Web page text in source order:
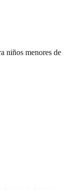
niños menores de